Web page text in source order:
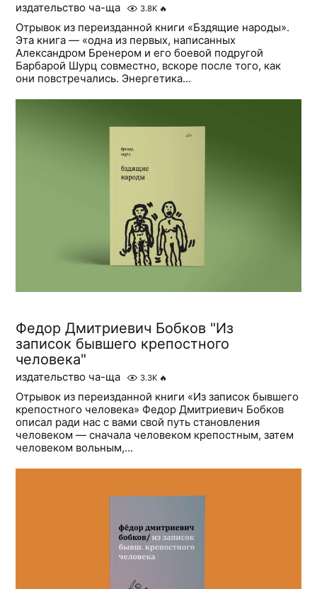
издательство ча-ща 3.8K 🔥
Отрывок из переизданной книги «Бздящие народы».
Эта книга — «одна из первых, написанных
Александром Бренером и его боевой подругой
Барбарой Шурц совместно, вскоре после того, как
они повстречались. Энергетика...
Федор Дмитриевич Бобков "Из
записок бывшего крепостного
человека"
издательство ча-ща 3.3K 🔥
Отрывок из переизданной книги «Из записок бывшего
крепостного человека» Федор Дмитриевич Бобков
описал ради нас с вами свой путь становления
человеком — сначала человеком крепостным, затем
человеком вольным,...